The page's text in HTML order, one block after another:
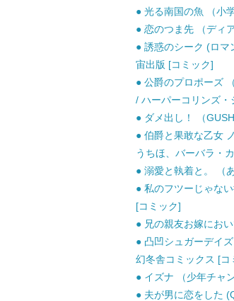
● 光る南国の魚 （小
● 恋のつま先 （ディ
● 誘惑のシーク (ロ
宙出版 [コミック]
● 公爵のプロポーズ
/ ハーパーコリンズ・
● ダメ出し！ （
● 伯爵と果敢な乙女
うちほ、バーバラ・
● 溺愛と執着と。 （
● 私のフツーじゃな
[コミック]
● 兄の親友お嫁にお
● 凸凹シュガーデイ
幻冬舎コミックス [コ
● イズナ （少年チャ
● 夫が男に恋をした